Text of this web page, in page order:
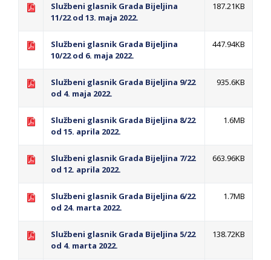
Službeni glasnik Grada Bijeljina
11/22 od 13. maja 2022.
187.21KB
Službeni glasnik Grada Bijeljina
10/22 od 6. maja 2022.
447.94KB
Službeni glasnik Grada Bijeljina 9/22
od 4. maja 2022.
935.6KB
Službeni glasnik Grada Bijeljina 8/22
od 15. aprila 2022.
1.6MB
Službeni glasnik Grada Bijeljina 7/22
od 12. aprila 2022.
663.96KB
Službeni glasnik Grada Bijeljina 6/22
od 24. marta 2022.
1.7MB
Službeni glasnik Grada Bijeljina 5/22
od 4. marta 2022.
138.72KB